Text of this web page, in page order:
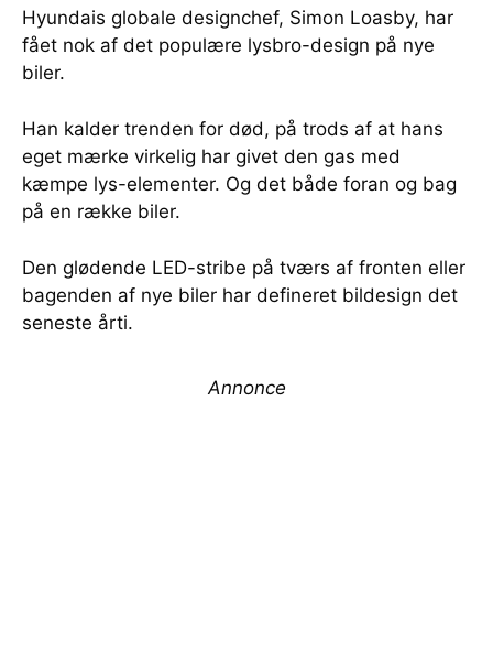
Hyundais globale designchef, Simon Loasby, har
fået nok af det populære lysbro-design på nye
biler.
Han kalder trenden for død, på trods af at hans
eget mærke virkelig har givet den gas med
kæmpe lys-elementer. Og det både foran og bag
på en række biler.
Den glødende LED-stribe på tværs af fronten eller
bagenden af nye biler har defineret bildesign det
seneste årti.
Annonce